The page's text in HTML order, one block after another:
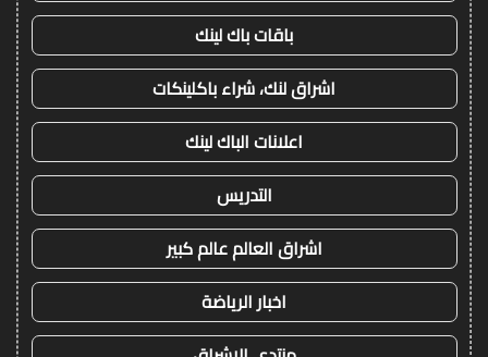
باقات باك لينك
اشراق لنك، شراء باكلينكات
اعلانات الباك لينك
التدريس
اشراق العالم عالم كبير
اخبار الرياضة